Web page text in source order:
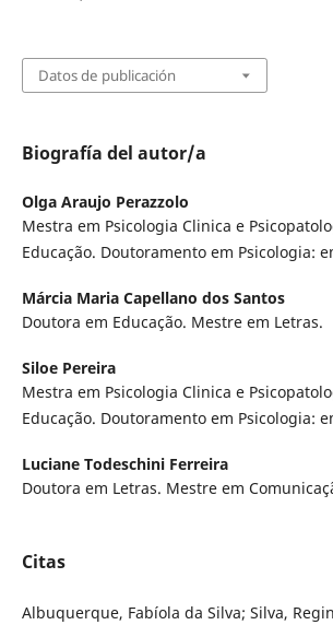
Datos de publicación
Biografía del autor/a
Olga Araujo Perazzolo
Mestra em Psicologia Clinica e
Educação. Doutoramento em Psicologia:
Márcia Maria Capellano dos Santos
Doutora em Educação. Mestre em Letras.
Siloe Pereira
Mestra em Psicologia Clinica e
Educação. Doutoramento em Psicologia:
Luciane Todeschini Ferreira
Doutora em Letras. Mestre em
Citas
Albuquerque, Fabíola da Silva; Silva,